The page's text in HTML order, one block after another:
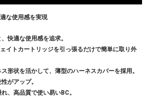
な使用感を実現
快適な使用感を追求。
イトカートリッジを引っ張るだけで簡単に取り外
形状を活かして、薄型のハーネスカバーを採用。
がアップ。
、高品質で使い易いBC。